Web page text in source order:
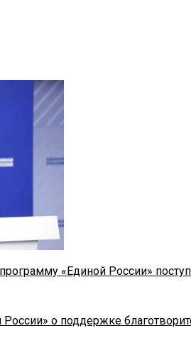
«Единой России»
о поддержке